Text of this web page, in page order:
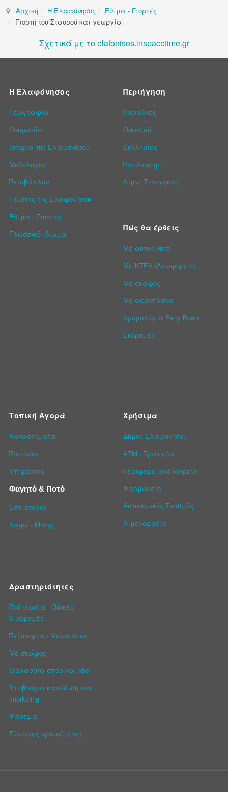
Αρχική Η Ελαφόνησος
Έθιμα - Γιορτές
Γιορτή του Σταυρού και γεωργία
Σχετικά με το elafonisos.inspacetime.gr
Η Ελαφόνησος
Γεωγραφία
Ονομασία
Ιστορία της Ελαφονήσου
Μυθολογία
Περιβάλλον
Γεύσεις της Ελαφονήσου
Έθιμα - Γιορτές
Γλωσσικό ιδίωμα
Περιήγηση
Παραλίες
Οικισμοί
Εκκλησίες
Παυλοπέτρι
Λίμνη Στρογγύλη
Πώς θα έρθεις
Με αυτοκίνητο
Με ΚΤΕΛ (Λεωφορείο)
Με σκάφος
Με αεροπλάνο
Δρομολόγια Ferry Boats
Εκδρομές
Τοπική Αγορά
Καταστήματα
Προϊόντα
Υπηρεσίες
Φαγητό & Ποτό
Εστιατόρια
Καφέ - Μπαρ
Χρήσιμα
Δήμος Ελαφονήσου
ΑΤΜ - Τράπεζα
Περιφερειακό Ιατρείο
Φαρμακείο
Αστυνομικός Σταθμός
Λιμεναρχείο
Δραστηριότητες
Ποδηλασία - Οδικές
διαδρομές
Πεζοπορία - Μονοπάτια
Με σκάφος
Θαλάσσια σπορ και kite
Υποβρύχια κατάδυση και
snorkeling
Ψάρεμα
Σύντομες κρουαζιέρες